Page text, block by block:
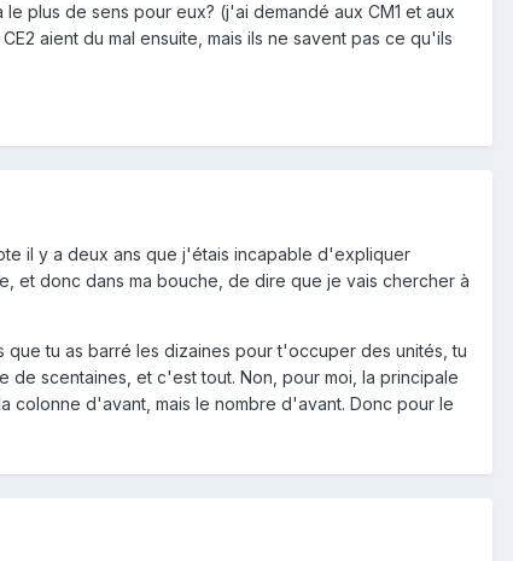
plus de sens pour eux? (j'ai demandé aux CM1 et aux
aient du mal ensuite, mais ils ne savent pas ce qu'ils
il y a deux ans que j'étais incapable d'expliquer
et donc dans ma bouche, de dire que je vais chercher à
tu as barré les dizaines pour t'occuper des unités, tu
de scentaines, et c'est tout. Non, pour moi, la principale
d'avant, mais le nombre d'avant. Donc pour le